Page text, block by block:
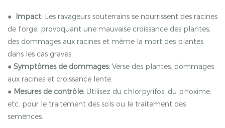
● Impact: Les ravageurs souterrains se nourrissent des racines
de l'orge, provoquant une mauvaise croissance des plantes,
des dommages aux racines et même la mort des plantes
dans les cas graves.
● Symptômes de dommages: Verse des plantes, dommages
aux racines et croissance lente.
● Mesures de contrôle: Utilisez du chlorpyrifos, du phoxime,
etc. pour le traitement des sols ou le traitement des
semences.